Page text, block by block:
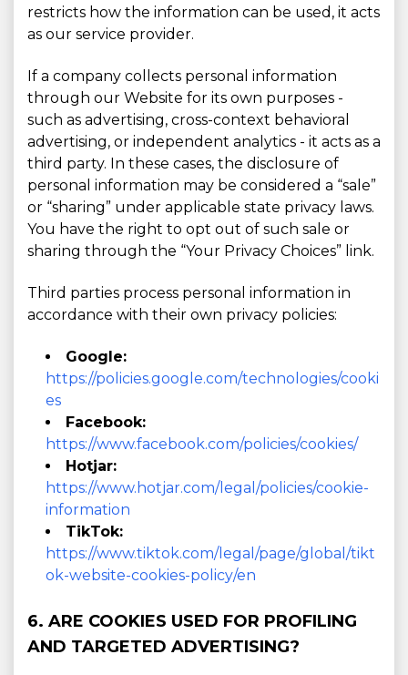
restricts how the information can be used, it acts
as our service provider.
If a company collects personal information
through our Website for its own purposes -
such as advertising, cross-context behavioral
advertising, or independent analytics - it acts as a
third party. In these cases, the disclosure of
personal information may be considered a “sale”
or “sharing” under applicable state privacy laws.
You have the right to opt out of such sale or
sharing through the “Your Privacy Choices” link.
Third parties process personal information in
accordance with their own privacy policies:
Google:
https://policies.google.com/technologies/cooki
es
Facebook:
https://www.facebook.com/policies/cookies/
Hotjar:
https://www.hotjar.com/legal/policies/cookie-
information
TikTok:
https://www.tiktok.com/legal/page/global/tikt
ok-website-cookies-policy/en
6. ARE COOKIES USED FOR PROFILING
AND TARGETED ADVERTISING?